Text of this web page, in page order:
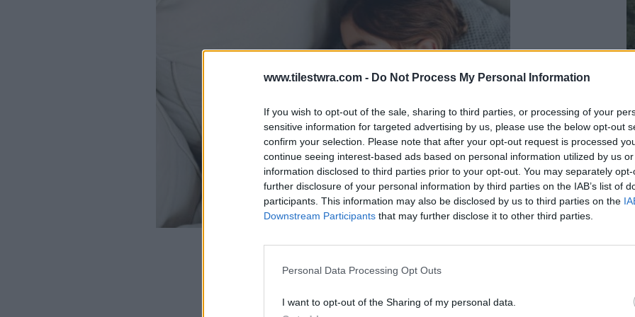
www.tilestwra.com - Do Not Process My Personal Information
If you wish to opt-out of the sale, sharing to third parties, or processing of your
sensitive information for targeted advertising by us, please use the below opt-out
confirm your selection. Please note that after your opt-out request is processed
continue seeing interest-based ads based on personal information utilized by us
information disclosed to third parties prior to your opt-out. You may separately
further disclosure of your personal information by third parties on the IAB’s list of
participants. This information may also be disclosed by us to third parties on the
Downstream Participants that may further disclose it to other third parties.
Personal Data Processing Opt Outs
I want to opt-out of the Sharing of my personal data.